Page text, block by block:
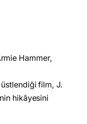
Hammer,
film, J.
hikâyesini